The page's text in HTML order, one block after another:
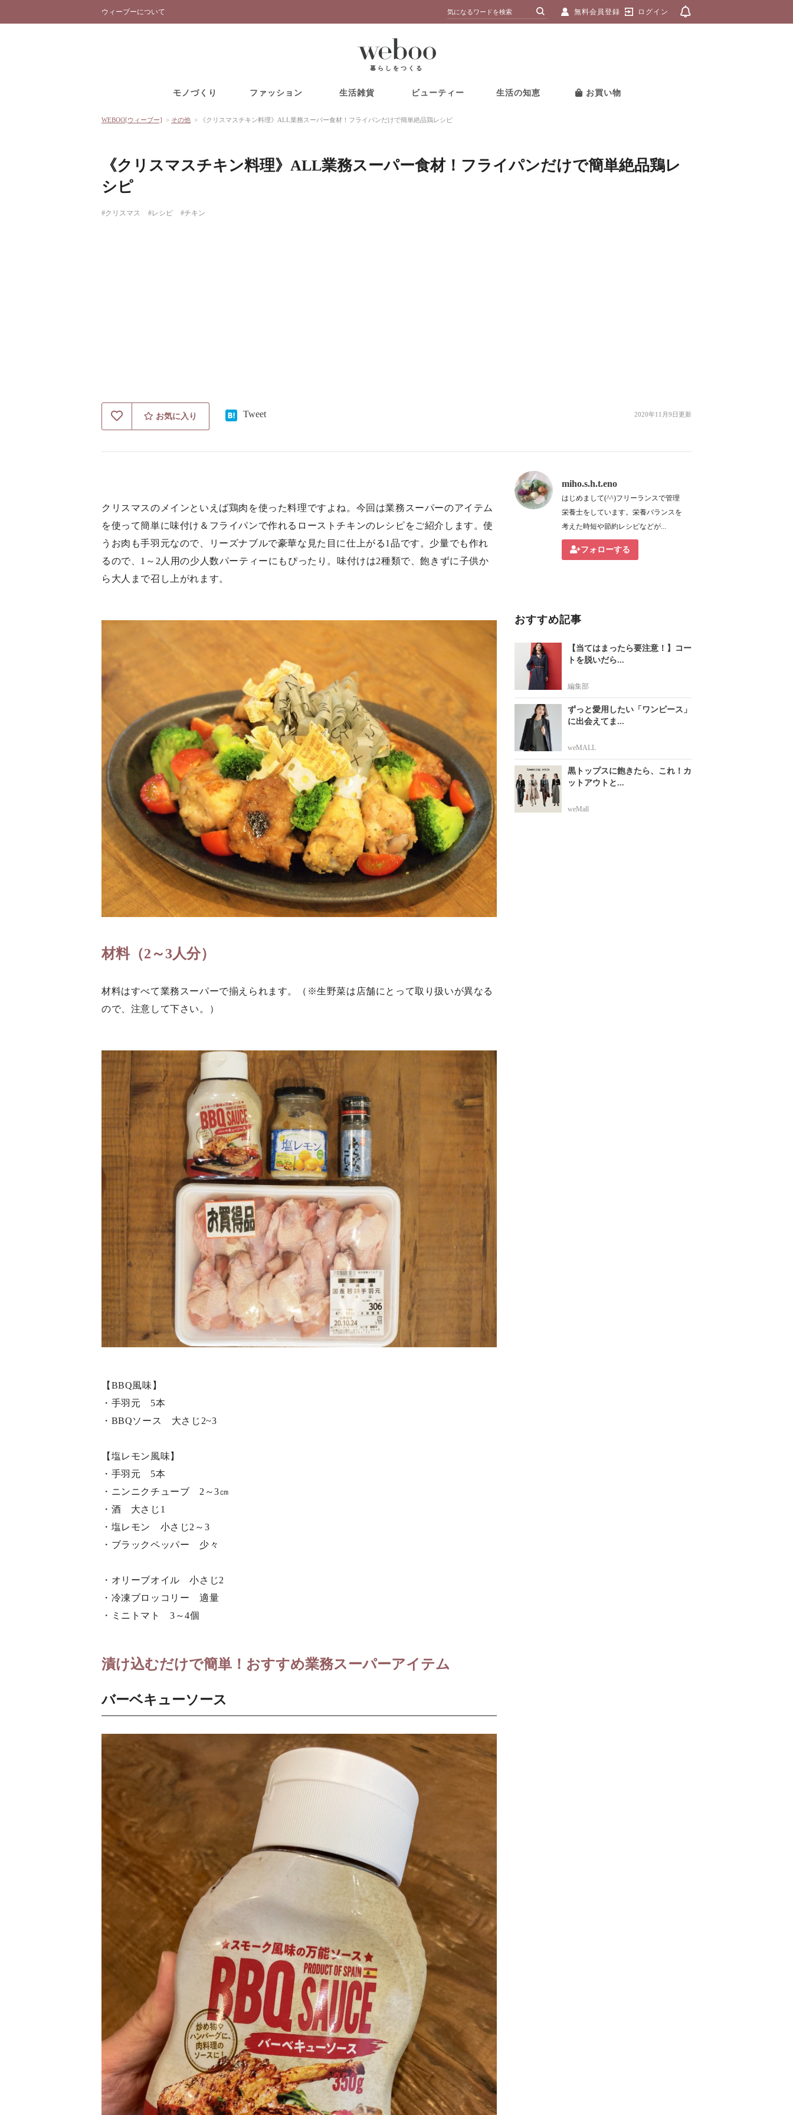
ウィーブーについて 無料会員登録 ログイン
暮らしをつくる
モノづくり ファッション 生活雑貨 ビューティー 生活の知恵 お買い物
WEBOO[ウィーブー] > その他 > 《クリスマスチキン料理》ALL業務スーパー食材！フライパンだけで簡単絶品鶏レシピ
《クリスマスチキン料理》ALL業務スーパー食材！フライパンだけで簡単絶品鶏レ
シピ
#クリスマス #レシピ #チキン
お気に入り Tweet 2020年11月9日更新
クリスマスのメインといえば鶏肉を使った料理ですよね。今回は業務スーパーのアイテム
を使って簡単に味付け＆フライパンで作れるローストチキンのレシピをご紹介します。使
うお肉も手羽元なので、リーズナブルで豪華な見た目に仕上がる1品です。少量でも作れ
るので、1～2人用の少人数パーティーにもぴったり。味付けは2種類で、飽きずに子供か
ら大人まで召し上がれます。
材料（2～3人分）
材料はすべて業務スーパーで揃えられます。（※生野菜は店舗にとって取り扱いが異なる
ので、注意して下さい。）
【BBQ風味】
・手羽元 5本
・BBQソース 大さじ2~3
【塩レモン風味】
・手羽元 5本
・ニンニクチューブ 2～3㎝
・酒 大さじ1
・塩レモン 小さじ2～3
・ブラックペッパー 少々
・オリーブオイル 小さじ2
・冷凍ブロッコリー 適量
・ミニトマト 3～4個
漬け込むだけで簡単！おすすめ業務スーパーアイテム
バーベキューソース
miho.s.h.t.eno
はじめまして(^^)フリーランスで管理
栄養士をしています。栄養バランスを
考えた時短や節約レシピなどが...
フォローする
おすすめ記事
【当てはまったら要注意！】コー
トを脱いだら...
編集部
ずっと愛用したい「ワンピース」
に出会えてま...
weMALL
黒トップスに飽きたら、これ！カ
ットアウトと...
weMall